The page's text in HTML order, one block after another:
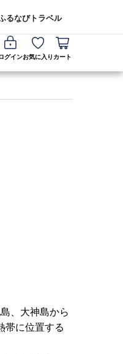
るなびトラベル
グインお気に入り カート
、大神島から
帯に位置する